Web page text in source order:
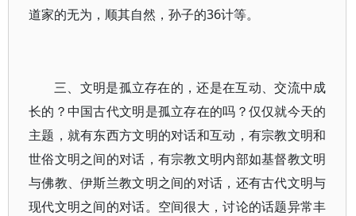
道家的无为，顺其自然，孙子的36计等。
三、文明是孤立存在的，还是在互动、交流中成
长的？中国古代文明是孤立存在的吗？仅仅就今天的
主题，就有东西方文明的对话和互动，有宗教文明和
世俗文明之间的对话，有宗教文明内部如基督教文明
与佛教、伊斯兰教文明之间的对话，还有古代文明与
现代文明之间的对话。空间很大，讨论的话题异常丰